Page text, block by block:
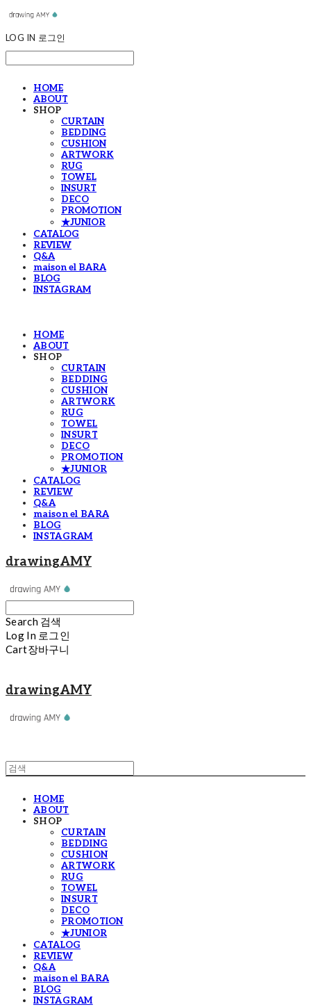
LOG IN 로그인
HOME
ABOUT
SHOP
CURTAIN
BEDDING
CUSHION
ARTWORK
RUG
TOWEL
INSURT
DECO
PROMOTION
★JUNIOR
CATALOG
REVIEW
Q&A
maison el BARA
BLOG
INSTAGRAM
HOME
ABOUT
SHOP
CURTAIN
BEDDING
CUSHION
ARTWORK
RUG
TOWEL
INSURT
DECO
PROMOTION
★JUNIOR
CATALOG
REVIEW
Q&A
maison el BARA
BLOG
INSTAGRAM
drawingAMY
Search 검색
Log In 로그인
Cart장바구니
drawingAMY
HOME
ABOUT
SHOP
CURTAIN
BEDDING
CUSHION
ARTWORK
RUG
TOWEL
INSURT
DECO
PROMOTION
★JUNIOR
CATALOG
REVIEW
Q&A
maison el BARA
BLOG
INSTAGRAM